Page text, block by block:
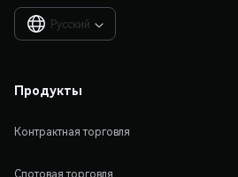
Русский 
Продукты
Контрактная торговля
Спотовая торговля